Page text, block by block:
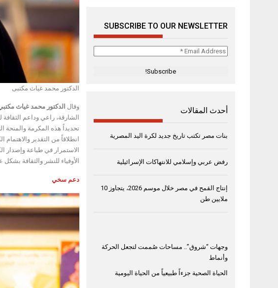
الدكتور محمد غياث مكتبى
وقال الدكتور محمد غياث
الشارقة، راعي وداعم
تحديداً هذه المكرمة
انطلاقاً من التقدير
الاستمرار في طباعة وإصدار
الأوفياء للنشر والثقافة بشكل
دعم سخي
SUBSCRIBE TO OUR NEWSLETTER
Email
أحدث المقالات
بنات مصر تكتب تاريخ جديد لكرة اليد المصرية
رفض عربي وإسلامي للانتهاكات الإسرائيلية
إنتاج القمح في مصر خلال موسم 2026، يتجاوز 10
ملايين طن
وجهات “شروق”.. مساحات صُممت لتجعل الحركة
وأنماط
الحياة الصحية جزءاً طبيعياً من الحياة اليومية